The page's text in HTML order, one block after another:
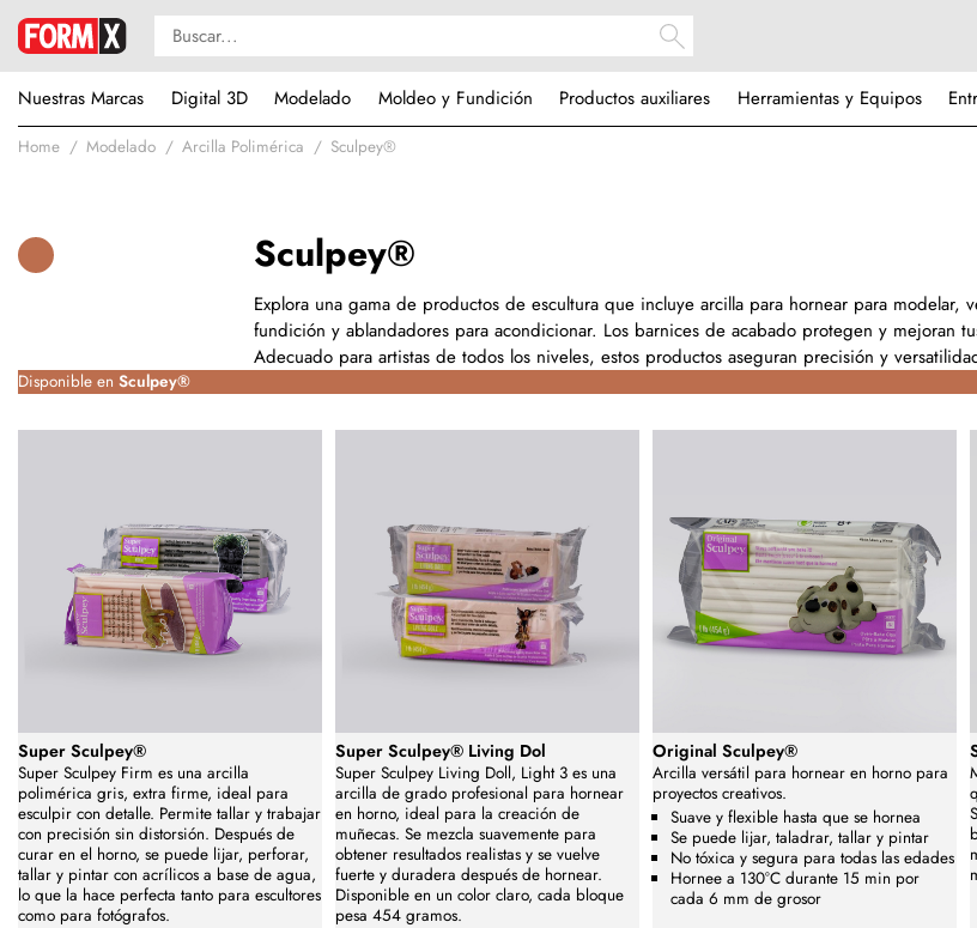
Nuestras Marcas
Digital 3D Modelado Moldeo y Fundición Productos auxiliares Herramientas y Equipos
Home Modelado Arcilla Polimérica Sculpey®
Sculpey®
Explora una gama de productos de escultura que incluye arcilla para hornear para modelar,
fundición y ablandadores para acondicionar. Los barnices de acabado protegen y mejoran
Adecuado para artistas de todos los niveles, estos productos aseguran precisión y
Disponible en Sculpey®
Super Sculpey®
Super Sculpey Firm es una arcilla
polimérica gris, extra firme, ideal para
esculpir con detalle. Permite tallar y trabajar
con precisión sin distorsión. Después de
curar en el horno, se puede lijar, perforar,
tallar y pintar con acrílicos a base de agua,
lo que la hace perfecta tanto para escultores
como para fotógrafos.
Super Sculpey® Living Dol
Super Sculpey Living Doll, Light 3 es una
arcilla de grado profesional para hornear
en horno, ideal para la creación de
muñecas. Se mezcla suavemente para
obtener resultados realistas y se vuelve
fuerte y duradera después de hornear.
Disponible en un color claro, cada bloque
pesa 454 gramos.
Original Sculpey®
Arcilla versátil para hornear en horno para
proyectos creativos.
Suave y flexible hasta que se hornea
Se puede lijar, taladrar, tallar y pintar
No tóxica y segura para todas las edades
Hornee a 130°C durante 15 min por
cada 6 mm de grosor